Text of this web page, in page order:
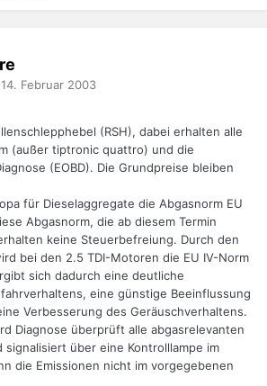
14. Februar 2003
(RSH), dabei erhalten alle
(außer tiptronic quattro) und die
(EOBD). Die Grundpreise bleiben
für Dieselaggregate die Abgasnorm EU
Abgasnorm, die ab diesem Termin
keine Steuerbefreiung. Durch den
bei den 2.5 TDI-Motoren die EU IV-Norm
sich dadurch eine deutliche
eine günstige Beeinflussung
Verbesserung des Geräuschverhaltens.
Diagnose überprüft alle abgasrelevanten
signalisiert über eine Kontrolllampe im
die Emissionen nicht im vorgegebenen